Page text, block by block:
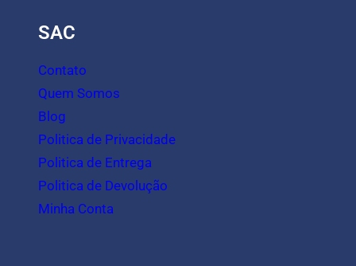
SAC
Contato
Quem Somos
Blog
Politica de Privacidade
Politica de Entrega
Politica de Devolução
Minha Conta